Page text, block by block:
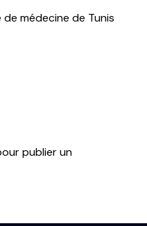
médecine de Tunis
publier un